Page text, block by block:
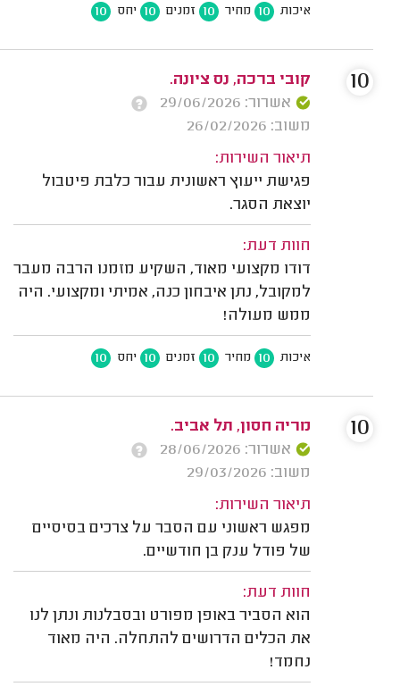
איכות 10 מחיר 10 זמנים 10 יחס 10
קובי ברכה, נס ציונה.
אשרור: 29/06/2026
משוב: 26/02/2026
תיאור השירות:
פגישת ייעוץ ראשונית עבור כלבת פיטבול
יוצאת הסגר.
חוות דעת:
דודו מקצועי מאוד, השקיע מזמנו הרבה מעבר
למקובל, נתן איבחון כנה, אמיתי ומקצועי. היה
ממש מעולה!
איכות 10 מחיר 10 זמנים 10 יחס 10
10
מריה חסון, תל אביב.
אשרור: 28/06/2026
משוב: 29/03/2026
תיאור השירות:
מפגש ראשוני עם הסבר על צרכים בסיסיים
של פודל ענק בן חודשיים.
חוות דעת:
הוא הסביר באופן מפורט ובסבלנות ונתן לנו
את הכלים הדרושים להתחלה. היה מאוד
נחמד!
10